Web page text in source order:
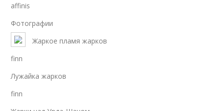
affinis
Фотографии
Жаркое пламя жарков
finn
Лужайка жарков
finn